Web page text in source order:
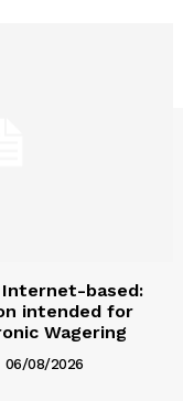
based:
intended for
Wagering
06/08/2026